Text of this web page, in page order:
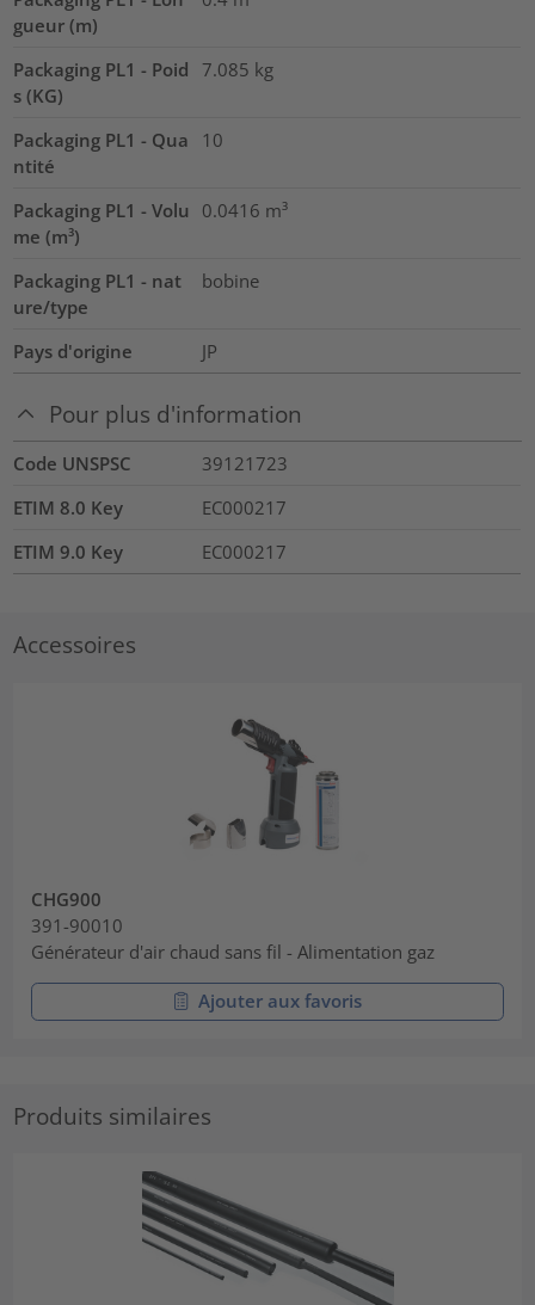
gueur (m)
Packaging PL1 - Poid
s (KG)
7.085 kg
Packaging PL1 - Qua
ntité
10
Packaging PL1 - Volu
me (m³)
0.0416 m³
Packaging PL1 - nat
ure/type
bobine
Pays d'origine JP
Pour plus d'information
Code UNSPSC
39121723
ETIM 8.0 Key
EC000217
ETIM 9.0 Key
EC000217
Accessoires
CHG900
391-90010
Générateur d'air chaud sans fil - Alimentation gaz
Ajouter aux favoris
Produits similaires